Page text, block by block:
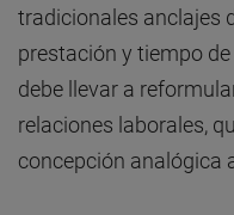
tradicionales anclajes
prestación y tiempo
debe llevar a
relaciones laborales,
concepción analógica